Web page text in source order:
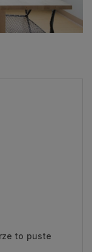
to puste